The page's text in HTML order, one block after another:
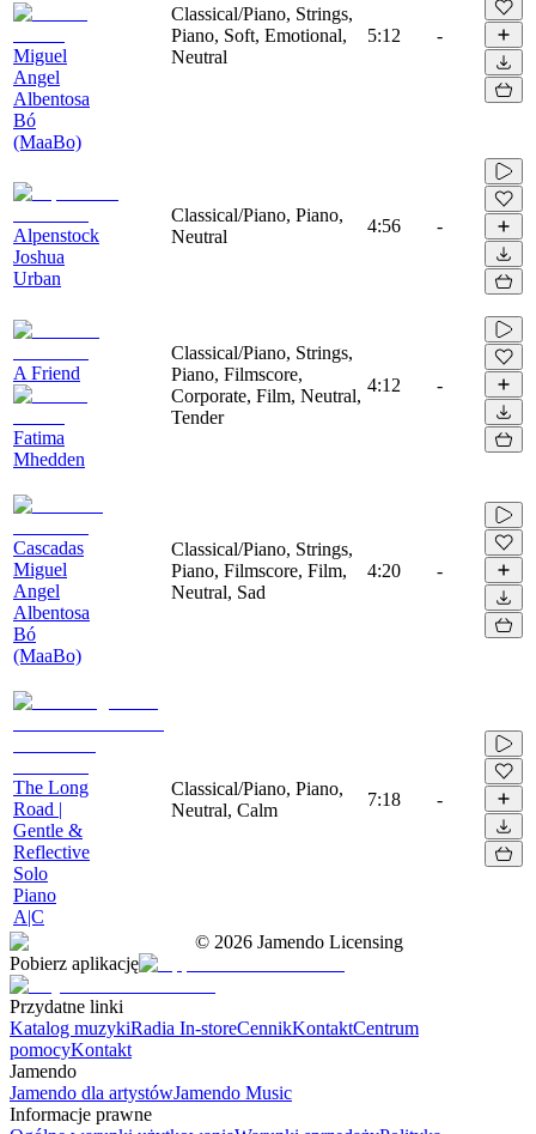
Miguel
Angel
Albentosa
Bó
(MaaBo)
Classical/Piano, Strings,
Piano, Soft, Emotional,
Neutral
5:12 -
Alpenstock
Joshua
Urban
Classical/Piano, Piano,
Neutral
4:56 -
A Friend
Fatima
Mhedden
Classical/Piano, Strings,
Piano, Filmscore,
Corporate, Film, Neutral,
Tender
4:12 -
Cascadas
Miguel
Angel
Albentosa
Bó
(MaaBo)
Classical/Piano, Strings,
Piano, Filmscore, Film,
Neutral, Sad
4:20 -
The Long
Road |
Gentle &
Reflective
Solo
Piano
A|C
Classical/Piano, Piano,
Neutral, Calm
7:18 -
© 2026 Jamendo Licensing
Pobierz aplikację
Przydatne linki
Katalog muzykiRadia In-storeCennikKontaktCentrum
pomocyKontakt
Jamendo
Jamendo dla artystówJamendo Music
Informacje prawne